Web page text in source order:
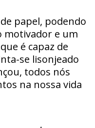
papel, podendo
motivador e um
é capaz de
se lisonjeado
todos nós
na nossa vida